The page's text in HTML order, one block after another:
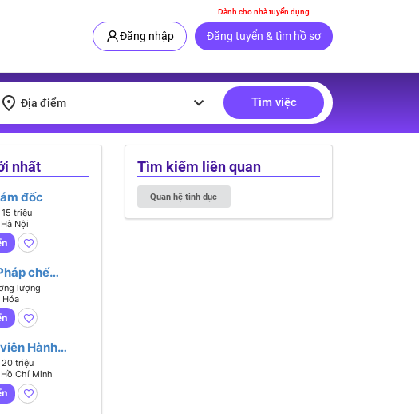
Dành cho nhà tuyển dụng
Đăng nhập Đăng tuyển & tìm hồ sơ
Địa điểm Tìm việc
nhất
đốc
triệu
Nội
chế
lượng
Hóa
Hành
sự -
tiếng Trung
20 triệu
Chí Minh
Tìm kiếm liên quan
Quan hệ tình dục